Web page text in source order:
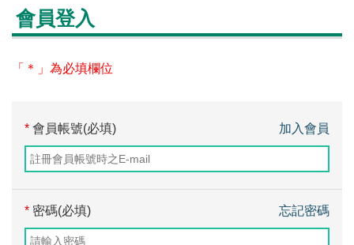
會員登入
「＊」為必填欄位
* 會員帳號(必填) 加入會員
* 密碼(必填) 忘記密碼